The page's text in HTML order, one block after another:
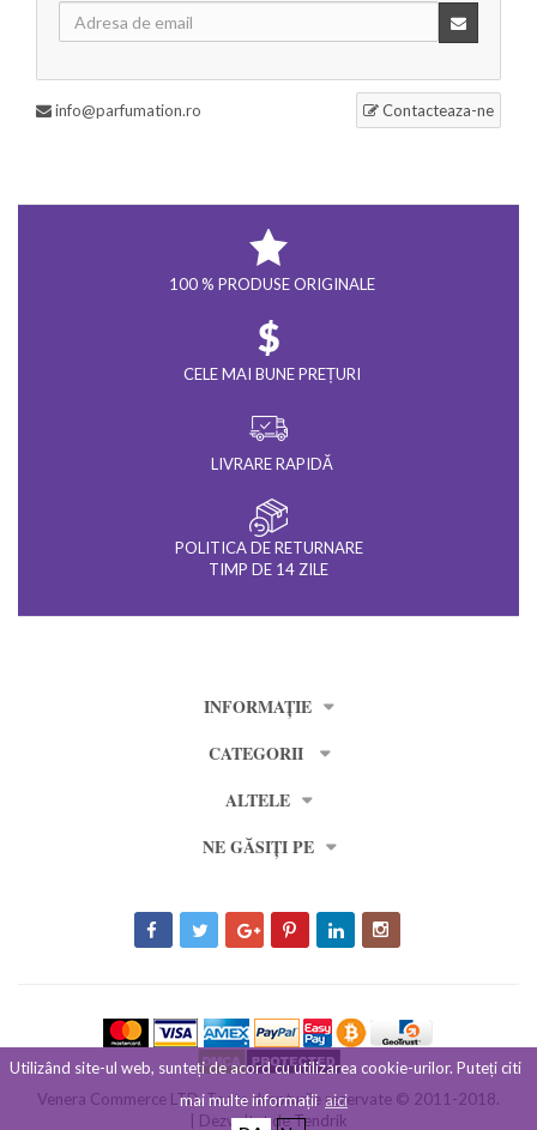
Utilizând site-ul web, sunteți de acord cu utilizarea cookie-urilor. Puteți citi
mai multe informații aici
Contacteaza-ne
info@parfumation.ro
100 % PRODUSE ORIGINALE
CELE MAI BUNE PREȚURI
LIVRARE RAPIDĂ
POLITICA DE RETURNARE
TIMP DE 14 ZILE
INFORMAȚIE
CATEGORII
ALTELE
NE GĂSIȚI PE
Venera Commerce LTD. Toate drepturile rezervate © 2011-2018.
| Dezvoltat deTendrik